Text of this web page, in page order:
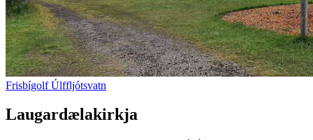
Frisbígolf Úlffljótsvatn
Laugardælakirkja